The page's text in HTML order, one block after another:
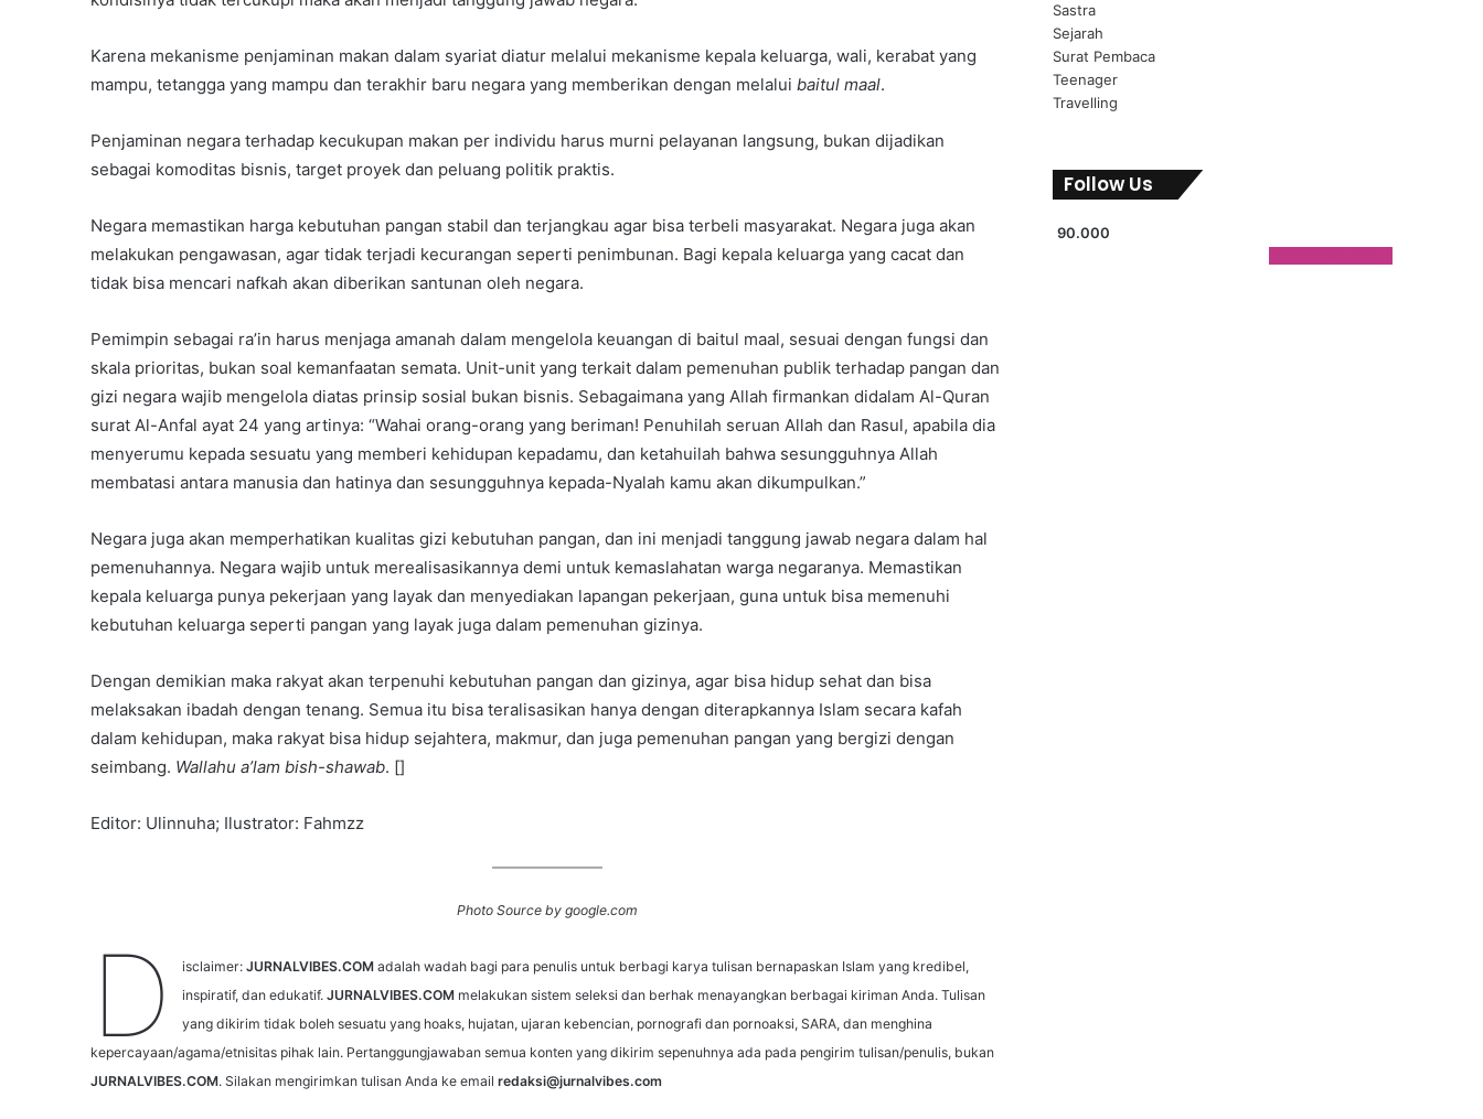
Karena mekanisme penjaminan makan dalam syariat diatur melalui mekanisme kepala keluarga, wali, kerabat yang
mampu, tetangga yang mampu dan terakhir baru negara yang memberikan dengan melaluibaitul maal.
Penjaminan negara terhadap kecukupan makan per individu harus murni pelayanan langsung, bukan dijadikan
sebagai komoditas bisnis, target proyek dan peluang politik praktis.
Negara memastikan harga kebutuhan pangan stabil dan terjangkau agar bisa terbeli masyarakat. Negara juga akan
melakukan pengawasan, agar tidak terjadi kecurangan seperti penimbunan. Bagi kepala keluarga yang cacat dan
tidak bisa mencari nafkah akan diberikan santunan oleh negara.
Pemimpin sebagai ra’in harus menjaga amanah dalam mengelola keuangan di baitul maal, sesuai dengan fungsi dan
skala prioritas, bukan soal kemanfaatan semata. Unit-unit yang terkait dalam pemenuhan publik terhadap pangan dan
gizi negara wajib mengelola diatas prinsip sosial bukan bisnis. Sebagaimana yang Allah firmankan didalam Al-Quran
surat Al-Anfal ayat 24 yang artinya: “Wahai orang-orang yang beriman! Penuhilah seruan Allah dan Rasul, apabila dia
menyerumu kepada sesuatu yang memberi kehidupan kepadamu, dan ketahuilah bahwa sesungguhnya Allah
membatasi antara manusia dan hatinya dan sesungguhnya kepada-Nyalah kamu akan dikumpulkan.”
Negara juga akan memperhatikan kualitas gizi kebutuhan pangan, dan ini menjadi tanggung jawab negara dalam hal
pemenuhannya. Negara wajib untuk merealisasikannya demi untuk kemaslahatan warga negaranya. Memastikan
kepala keluarga punya pekerjaan yang layak dan menyediakan lapangan pekerjaan, guna untuk bisa memenuhi
kebutuhan keluarga seperti pangan yang layak juga dalam pemenuhan gizinya.
Dengan demikian maka rakyat akan terpenuhi kebutuhan pangan dan gizinya, agar bisa hidup sehat dan bisa
melaksakan ibadah dengan tenang. Semua itu bisa teralisasikan hanya dengan diterapkannya Islam secara kafah
dalam kehidupan, maka rakyat bisa hidup sejahtera, makmur, dan juga pemenuhan pangan yang bergizi dengan
seimbang. Wallahu a’lam bish-shawab. []
Editor: Ulinnuha; Ilustrator: Fahmzz
Photo Source by google.com
D isclaimer:JURNALVIBES.COM adalah wadah bagi para penulis untuk berbagi karya tulisan bernapaskan Islam yang kredibel,
inspiratif, dan edukatif.JURNALVIBES.COM melakukan sistem seleksi dan berhak menayangkan berbagai kiriman Anda. Tulisan
yang dikirim tidak boleh sesuatu yang hoaks, hujatan, ujaran kebencian, pornografi dan pornoaksi, SARA, dan menghina
kepercayaan/agama/etnisitas pihak lain. Pertanggungjawaban semua konten yang dikirim sepenuhnya ada pada pengirim tulisan/penulis, bukan
JURNALVIBES.COM. Silakan mengirimkan tulisan Anda ke emailredaksi@jurnalvibes.com
Sastra
Sejarah
Surat Pembaca
Teenager
Travelling
Follow Us
90.000